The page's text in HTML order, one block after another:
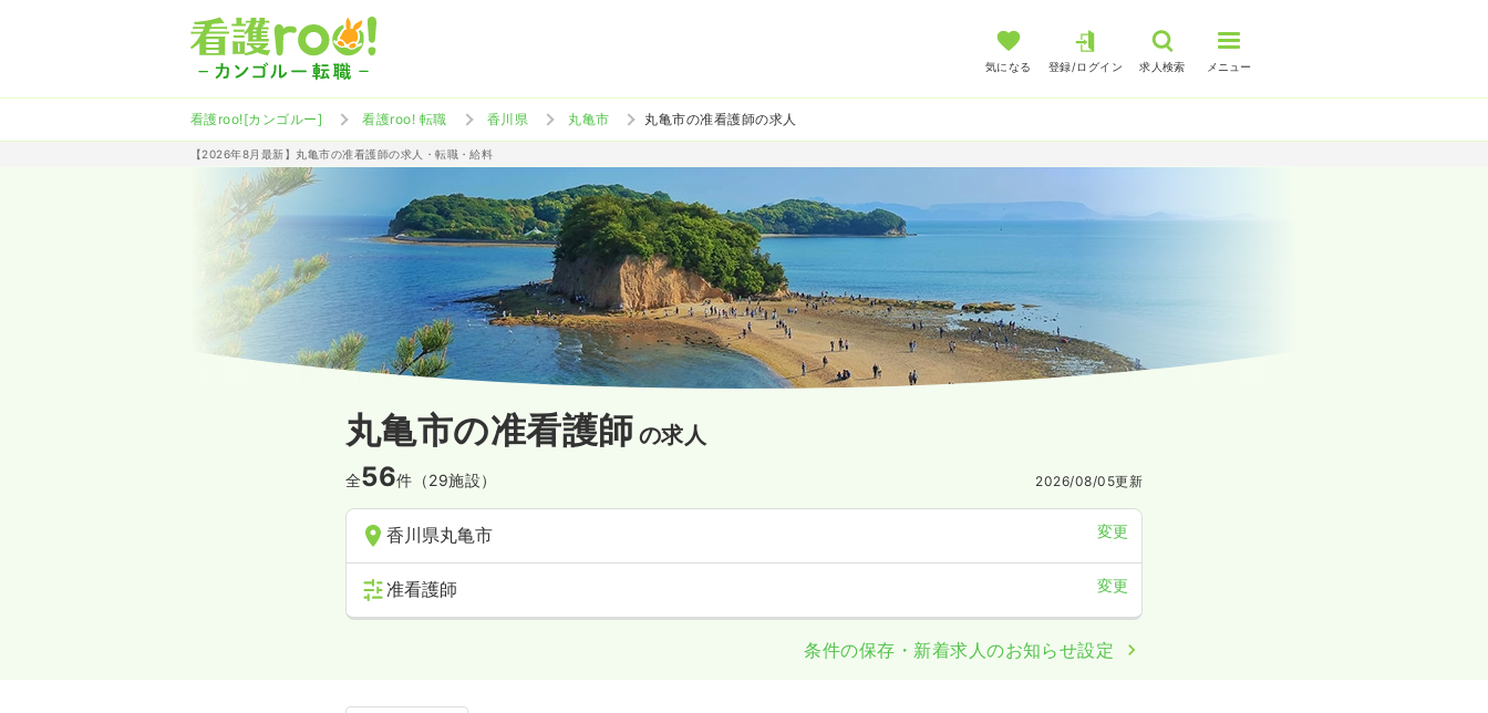
気になる 登録/ログイン 求人検索 メニュー
看護roo![カンゴルー] 看護roo! 転職 香川県 丸亀市 丸亀市の准看護師の求人
【2026年8月最新】丸亀市の准看護師の求人・転職・給料
丸亀市の准看護師 の求人
全56件（29施設） 2026/08/05更新
香川県丸亀市 変更
准看護師 変更
条件の保存・新着求人のお知らせ設定